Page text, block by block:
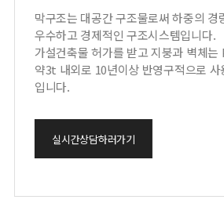
막구조는 대공간 구조물로써 하중의 경
우수하고 경제적인 구조시스템입니다.
가설건축물 허가를 받고 지붕과 벽체는
약3t 내외로 10년이상 반영구적으로
입니다.
실시간상담하러가기